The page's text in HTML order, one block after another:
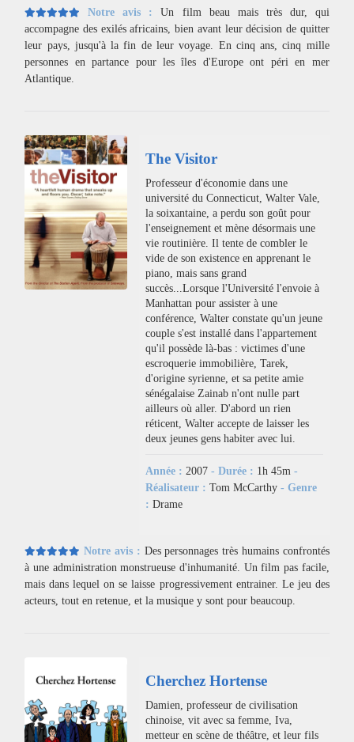
Notre avis :Un film beau mais très dur, qui
accompagne des exilés africains, bien avant leur décision de quitter
leur pays, jusqu'à la fin de leur voyage. En cinq ans, cinq mille
personnes en partance pour les îles d'Europe ont péri en mer
Atlantique.
The Visitor
Professeur d'économie dans une
université du Connecticut, Walter Vale,
la soixantaine, a perdu son goût pour
l'enseignement et mène désormais une
vie routinière. Il tente de combler le
vide de son existence en apprenant le
piano, mais sans grand
succès...Lorsque l'Université l'envoie à
Manhattan pour assister à une
conférence, Walter constate qu'un jeune
couple s'est installé dans l'appartement
qu'il possède là-bas : victimes d'une
escroquerie immobilière, Tarek,
d'origine syrienne, et sa petite amie
sénégalaise Zainab n'ont nulle part
ailleurs où aller. D'abord un rien
réticent, Walter accepte de laisser les
deux jeunes gens habiter avec lui.
Année : 2007- Durée : 1h 45m-
Réalisateur :Tom McCarthy- Genre
:Drame
Notre avis : Des personnages très humains confrontés
à une administration monstrueuse d'inhumanité. Un film pas facile,
mais dans lequel on se laisse progressivement entrainer. Le jeu des
acteurs, tout en retenue, et la musique y sont pour beaucoup.
Cherchez Hortense
Damien, professeur de civilisation
chinoise, vit avec sa femme, Iva,
metteur en scène de théâtre, et leur fils